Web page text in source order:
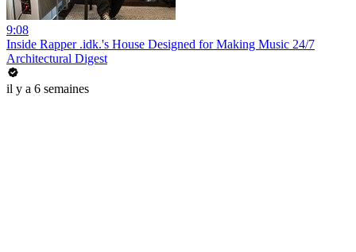
9:08
Inside Rapper .idk.'s House Designed for Making Music 24/7
Architectural Digest
il y a 6 semaines